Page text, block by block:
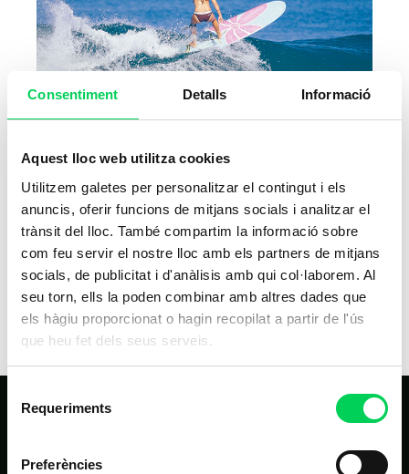
Consentiment Detalls Informació
Aquest lloc web utilitza cookies
Utilitzem galetes per personalitzar el contingut i els
anuncis, oferir funcions de mitjans socials i analitzar el
trànsit del lloc. També compartim la informació sobre
com feu servir el nostre lloc amb els partners de mitjans
socials, de publicitat i d'anàlisis amb qui col·laborem. Al
seu torn, ells la poden combinar amb altres dades que
els hàgiu proporcionat o hagin recopilat a partir de l'ús
que heu fet dels seus serveis.
Requeriments
Preferències
7 d'agost de 2014
Aquest estiu, el Dispositiu d’estiu de seguretat
a les platges ha dedicat una pàgina amb
consells per a la pràctica d’esports aquàtics.
Seguretat al practicar